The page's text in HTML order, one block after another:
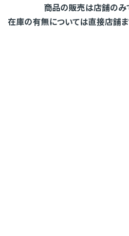
商品の販売は店舗のみ
在庫の有無については直接店舗ま